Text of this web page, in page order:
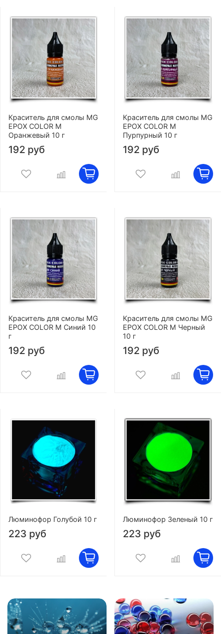
Краситель для смолы MG
EPOX COLOR M
Оранжевый 10 г
192 руб
Краситель для смолы MG
EPOX COLOR M
Пурпурный 10 г
192 руб
Краситель для смолы MG
EPOX COLOR M Синий 10
г
192 руб
Краситель для смолы MG
EPOX COLOR M Черный
10 г
192 руб
Люминофор Голубой 10 г
223 руб
Люминофор Зеленый 10 г
223 руб